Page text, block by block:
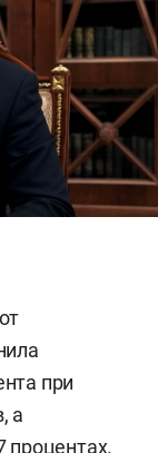
при
а
процентах.